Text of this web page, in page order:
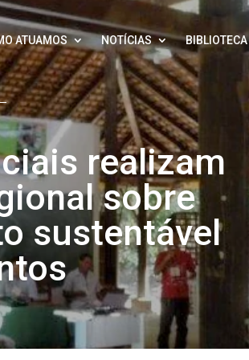
ATUAMOS NOTÍCIAS BIBLIOTECA
realizam
sobre
sustentável